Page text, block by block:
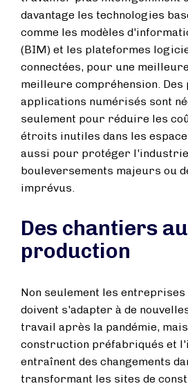
davantage les technologies
comme les modèles
(BIM) et les plateformes
connectées, pour une
meilleure compréhension. Des
applications numérisés sont
seulement pour réduire les
étroits inutiles dans les
aussi pour protéger
bouleversements majeurs ou
imprévus.
Des chantiers
production
Non seulement les
doivent s'adapter à de
travail après la pandémie,
construction préfabriqués et
entraînent des changements
transformant les sites de